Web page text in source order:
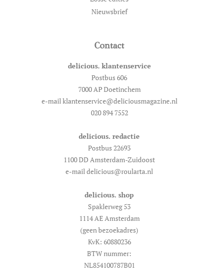
Nieuwsbrief
Contact
delicious. klantenservice
Postbus 606
7000 AP Doetinchem
e-mail klantenservice@deliciousmagazine.nl
020 894 7552
delicious. redactie
Postbus 22693
1100 DD Amsterdam-Zuidoost
e-mail delicious@roularta.nl
delicious. shop
Spaklerweg 53
1114 AE Amsterdam
(geen bezoekadres)
KvK: 60880236
BTW nummer:
NL854100787B01